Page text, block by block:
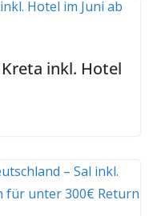
inkl. Hotel